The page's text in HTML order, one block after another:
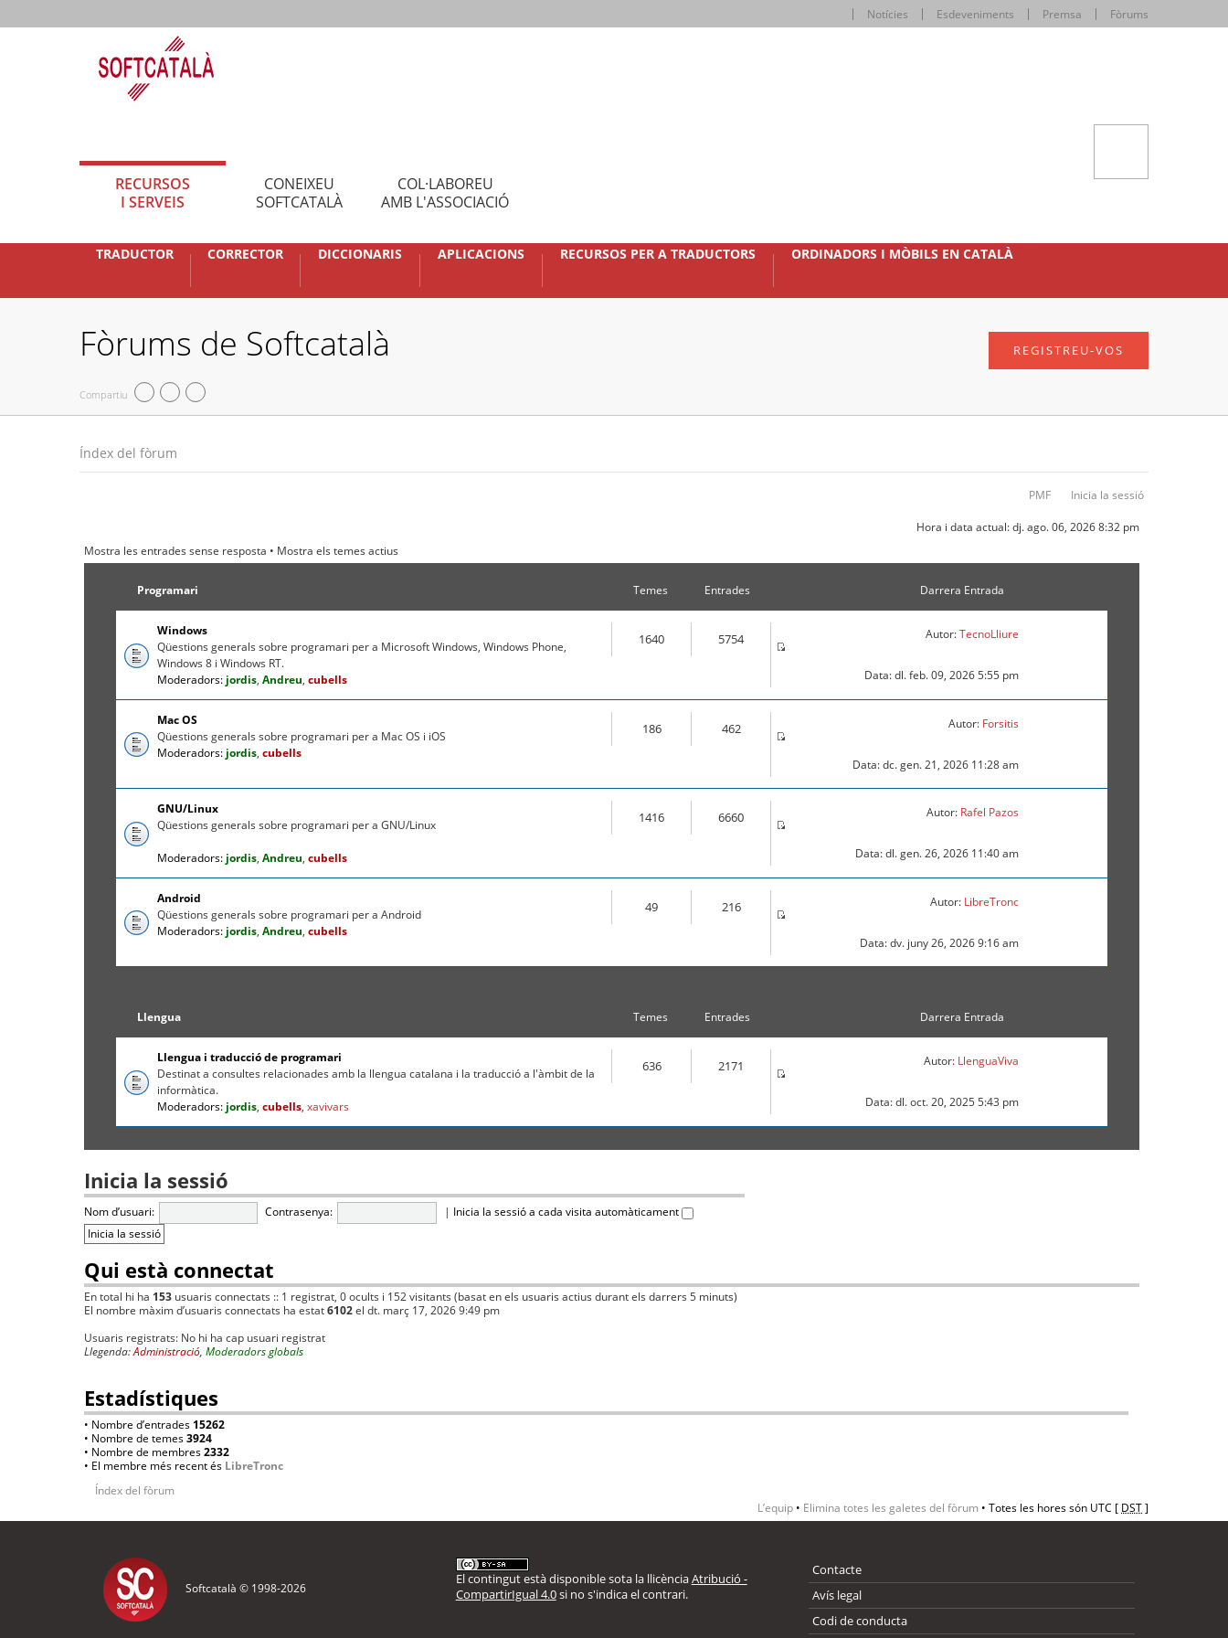
Notícies Esdeveniments Premsa Fòrums
RECURSOS
I SERVEIS
CONEIXEU
SOFTCATALÀ
COL·LABOREU
AMB L'ASSOCIACIÓ
TRADUCTOR CORRECTOR DICCIONARIS APLICACIONS RECURSOS PER A TRADUCTORS ORDINADORS I MÒBILS EN CATALÀ
Fòrums de Softcatalà
Compartiu
REGISTREU-VOS
Índex del fòrum
PMF Inicia la sessió
Hora i data actual: dj. ago. 06, 2026 8:32 pm
Mostra les entrades sense resposta • Mostra els temes actius
Programari Temes Entrades Darrera Entrada
Windows
Qüestions generals sobre programari per a Microsoft Windows, Windows Phone,
Windows 8 i Windows RT.
Moderadors: jordis, Andreu, cubells
1640 5754 Autor:TecnoLliure
Data: dl. feb. 09, 2026 5:55 pm
Mac OS
Qüestions generals sobre programari per a Mac OS i iOS
Moderadors: jordis, cubells
186 462 Autor: Forsitis
Data: dc. gen. 21, 2026 11:28 am
GNU/Linux
Qüestions generals sobre programari per a GNU/Linux
Moderadors: jordis, Andreu, cubells
1416 6660 Autor: Rafel Pazos
Data: dl. gen. 26, 2026 11:40 am
Android
Qüestions generals sobre programari per a Android
Moderadors: jordis, Andreu, cubells
49 216 Autor: LibreTronc
Data: dv. juny 26, 2026 9:16 am
Llengua Temes Entrades Darrera Entrada
Llengua i traducció de programari
Destinat a consultes relacionades amb la llengua catalana i la traducció a l'àmbit de la
informàtica.
Moderadors: jordis, cubells, xavivars
636 2171 Autor: LlenguaViva
Data: dl. oct. 20, 2025 5:43 pm
Inicia la sessió
Nom d’usuari: Contrasenya: | Inicia la sessió a cada visita automàticament
Qui està connectat
En total hi ha 153 usuaris connectats :: 1 registrat, 0 ocults i 152 visitants (basat en els usuaris actius durant els darrers 5 minuts)
El nombre màxim d’usuaris connectats ha estat6102el dt. març 17, 2026 9:49 pm
Usuaris registrats: No hi ha cap usuari registrat
Llegenda:Administració, Moderadors globals
Estadístiques
• Nombre d’entrades 15262
• Nombre de temes3924
• Nombre de membres2332
• El membre més recent és LibreTronc
Índex del fòrum
L’equip • Elimina totes les galetes del fòrum • Totes les hores són UTC [ DST]
Softcatalà © 1998-2026
El contingut està disponible sota la llicènciaAtribució -
CompartirIgual 4.0si no s'indica el contrari.
Contacte
Avís legal
Codi de conducta